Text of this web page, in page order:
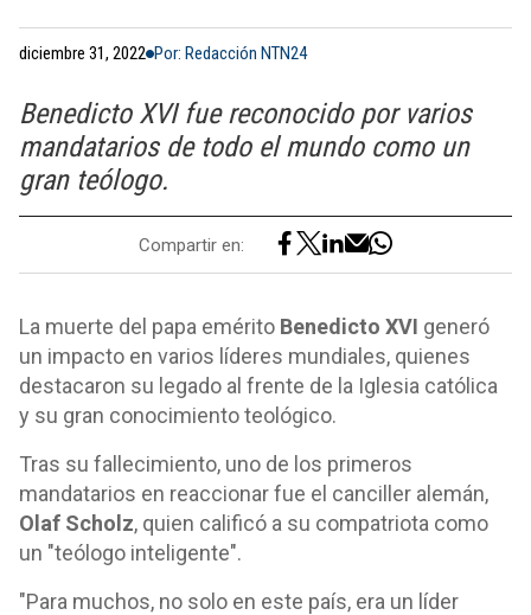
diciembre 31, 2022 Por: Redacción NTN24
Benedicto XVI fue reconocido por varios
mandatarios de todo el mundo como un
gran teólogo.
Compartir en:
La muerte del papa emérito Benedicto XVI generó
un impacto en varios líderes mundiales, quienes
destacaron su legado al frente de la Iglesia católica
y su gran conocimiento teológico.
Tras su fallecimiento, uno de los primeros
mandatarios en reaccionar fue el canciller alemán,
Olaf Scholz, quien calificó a su compatriota como
un "teólogo inteligente".
"Para muchos, no solo en este país, era un líder